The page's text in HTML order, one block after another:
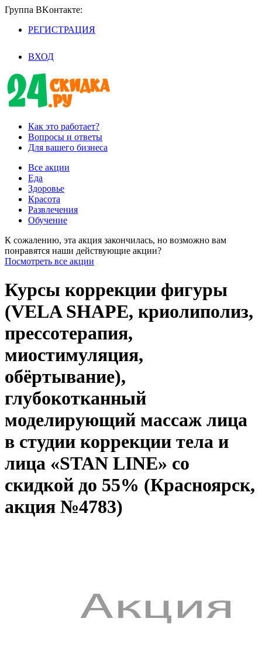
Группа BKoнтaктe:
РЕГИСТРАЦИЯ
ВХОД
Как это работает?
Вопросы и ответы
Для вашего бизнеса
Все акции
Еда
Здоровье
Красота
Развлечения
Обучение
К сожалению, эта акция закончилась, но возможно вам
понравятся наши действующие акции?
Посмотреть все акции
Курсы коррекции фигуры
(VELA SHAPE, криолиполиз,
прессотерапия,
миостимуляция,
обёртывание),
глубокотканный
моделирующий массаж лица
в студии коррекции тела и
лица «STAN LINE» со
скидкой до 55% (Красноярск,
акция №4783)